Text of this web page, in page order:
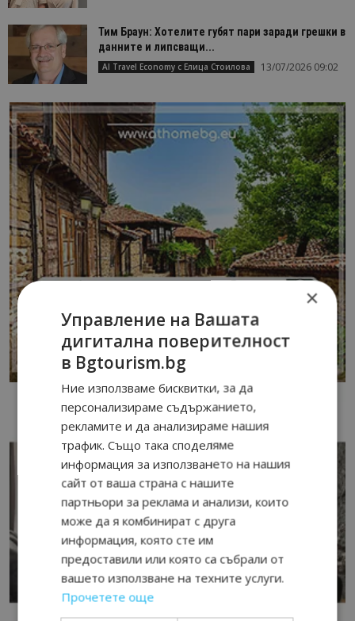
Тим Браун: Хотелите губят пари заради грешки в
данните и липсващи...
AI Travel Economy с Елица Стоилова 13/07/2026 09:02
×
Управление на Вашата
дигитална поверителност
в Bgtourism.bg
Ние използваме бисквитки, за да
персонализираме съдържанието,
рекламите и да анализираме нашия
трафик. Също така споделяме
информация за използването на нашия
сайт от ваша страна с нашите
партньори за реклама и анализи, които
може да я комбинират с друга
информация, която сте им
предоставили или която са събрали от
вашето използване на техните услуги.
Прочетете още